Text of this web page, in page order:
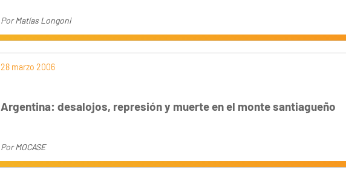
PorMatías Longoni
28 marzo 2006
Argentina: desalojos, represión y muerte en el monte santiagueño
PorMOCASE